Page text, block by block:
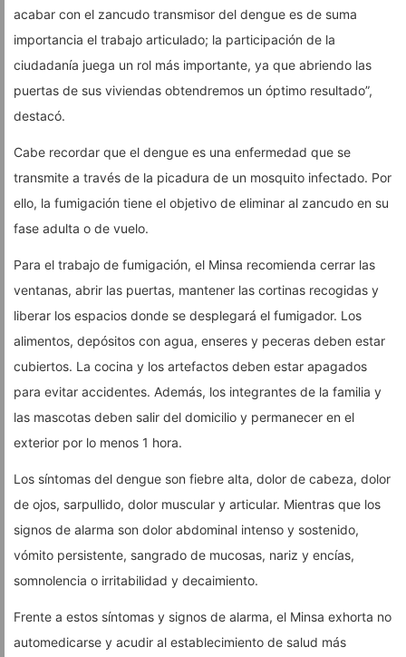
acabar con el zancudo transmisor del dengue es de suma
importancia el trabajo articulado; la participación de la
ciudadanía juega un rol más importante, ya que abriendo las
puertas de sus viviendas obtendremos un óptimo resultado”,
destacó.
Cabe recordar que el dengue es una enfermedad que se
transmite a través de la picadura de un mosquito infectado. Por
ello, la fumigación tiene el objetivo de eliminar al zancudo en su
fase adulta o de vuelo.
Para el trabajo de fumigación, el Minsa recomienda cerrar las
ventanas, abrir las puertas, mantener las cortinas recogidas y
liberar los espacios donde se desplegará el fumigador. Los
alimentos, depósitos con agua, enseres y peceras deben estar
cubiertos. La cocina y los artefactos deben estar apagados
para evitar accidentes. Además, los integrantes de la familia y
las mascotas deben salir del domicilio y permanecer en el
exterior por lo menos 1 hora.
Los síntomas del dengue son fiebre alta, dolor de cabeza, dolor
de ojos, sarpullido, dolor muscular y articular. Mientras que los
signos de alarma son dolor abdominal intenso y sostenido,
vómito persistente, sangrado de mucosas, nariz y encías,
somnolencia o irritabilidad y decaimiento.
Frente a estos síntomas y signos de alarma, el Minsa exhorta no
automedicarse y acudir al establecimiento de salud más